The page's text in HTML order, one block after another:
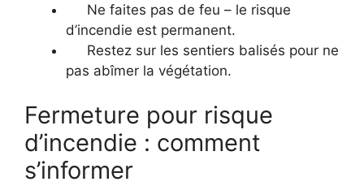
Ne faites pas de feu – le risque
d’incendie est permanent.
Restez sur les sentiers balisés pour ne
pas abîmer la végétation.
Fermeture pour risque
d’incendie : comment
s’informer